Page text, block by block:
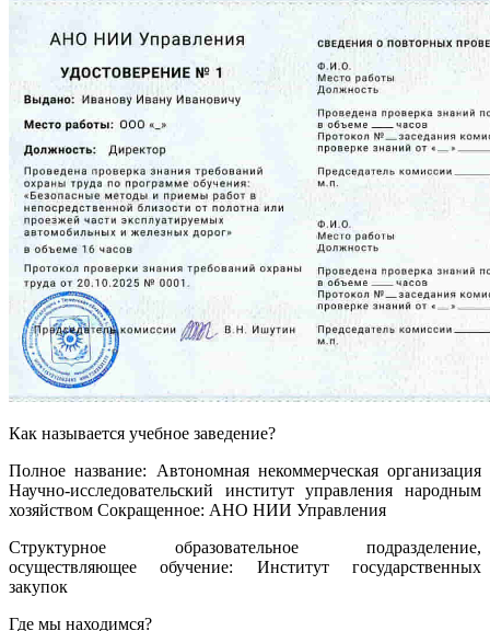
Как называется учебное заведение?
Полное название: Автономная некоммерческая организация
Научно-исследовательский институт управления народным
хозяйством Сокращенное: АНО НИИ Управления
Структурное образовательное подразделение,
осуществляющее обучение: Институт государственных
закупок
Где мы находимся?